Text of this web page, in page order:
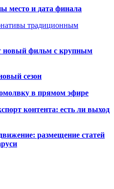
место и дата финала
традиционным
новый фильм с крупным
сезон
у в прямом эфире
контента: есть ли выход
размещение статей